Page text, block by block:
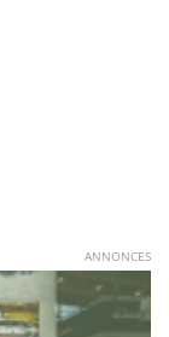
ANNONCES